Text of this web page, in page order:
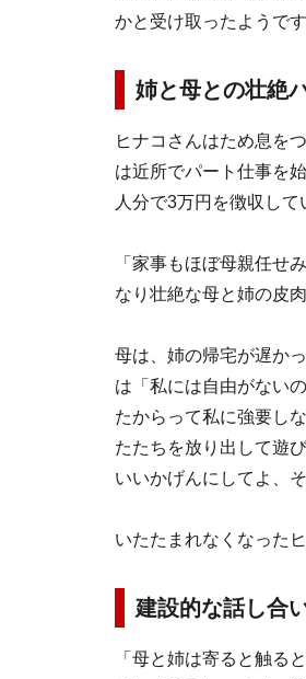
かと受け取ったようです
姉と母との壮絶
ヒナコさんはため息を
は近所でパート仕事を
人分で3万円を徴収して
「家事もほぼ母親任せ
なり壮絶な母と姉の皮
母は、姉の帰宅が遅か
は「私には自由がない
たからって私に強要し
たたちを放り出して遊
いいかげんにしてよ、
いたたまれなくなった
建設的な話し合
「母と姉は寄ると触る